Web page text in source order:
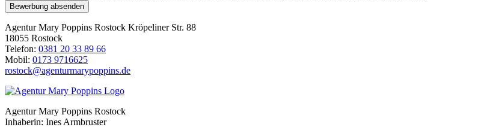
Bewerbung absenden
Agentur Mary Poppins Rostock Kröpeliner Str. 88
18055 Rostock
Telefon: 0381 20 33 89 66
Mobil: 0173 9716625
rostock@agenturmarypoppins.de
Agentur Mary Poppins Rostock
Inhaberin: Ines Armbruster